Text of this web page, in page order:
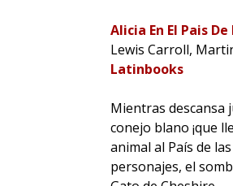
Alicia En El Pais
Lewis Carroll,
Latinbooks
Mientras descansa
conejo blano ¡que
animal al País de
personajes, el